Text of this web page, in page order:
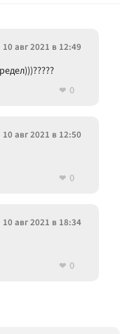
10 авг 2021 в 12:49
0
10 авг 2021 в 12:50
0
10 авг 2021 в 18:34
0